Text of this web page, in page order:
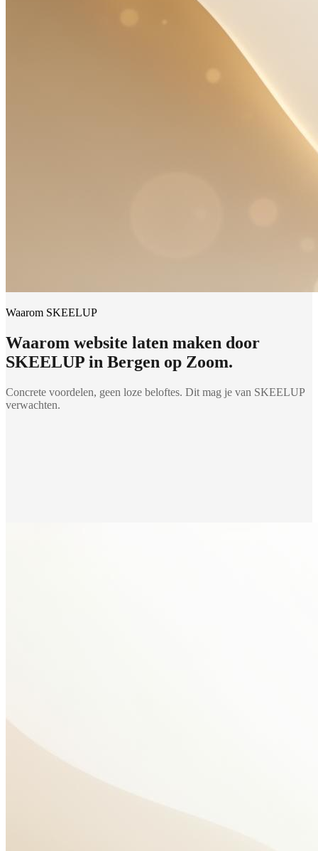
Waarom SKEELUP
Waarom website laten maken door
SKEELUP in Bergen op Zoom.
Concrete voordelen, geen loze beloftes. Dit mag je van SKEELUP
verwachten.